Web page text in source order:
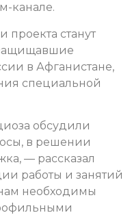
канале.
проекта станут
в Афганистане,
специальной
обсудили
в решении
— рассказал
работы и занятий
необходимы